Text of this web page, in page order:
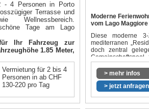
- 4 Personen in Porto
Terrasse und
Wellnessbereich.
Tage am Lago
Ihr Fahrzeug zur
1.85 Meter,
Vermietung für 2 bis 4
Personen in ab CHF
130-220 pro Tag
Moderne
vom Lago
Diese moderne
mediterranen
doch zentral
Der grosszügig
erscheinen. Ideal für
Das Wohnzimmer
Küche verbunden,
Zaubern von
> mehr infos
> jetzt anfragen